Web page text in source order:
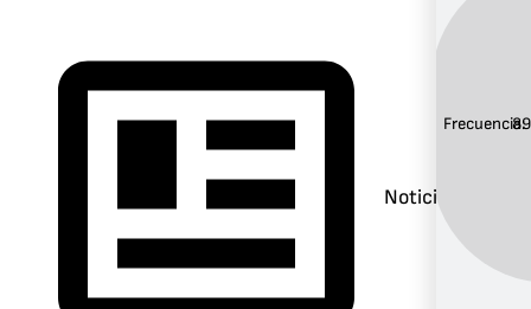
Noticias
Frecuencia: